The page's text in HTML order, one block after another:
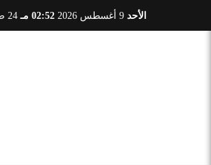
الأحد 02:52 مـ 24 صفر 1448